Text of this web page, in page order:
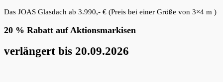
Das JOAS Glasdach ab 3.990,- € (Preis bei einer Größe von 3×4 m )
20 % Rabatt auf Aktionsmarkisen
verlängert bis 20.09.2026